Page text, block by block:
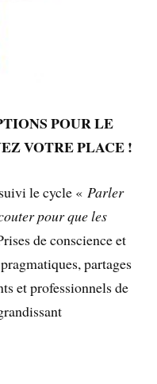
POUR LE
VOTRE PLACE !
le cycle «Parler
pour que les
de conscience et
partages
et professionnels de